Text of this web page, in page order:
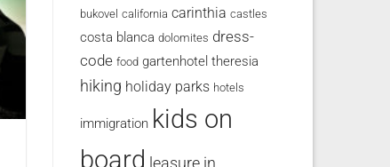
bukovel california carinthia castles
costa blanca dolomites dress-
code food gartenhotel theresia
hiking holiday parks hotels
immigration kids on
board leasure in